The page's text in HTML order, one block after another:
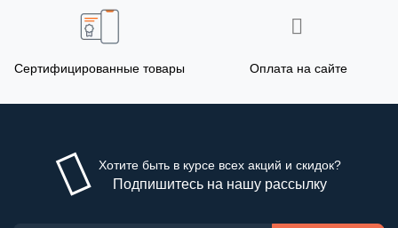
Сертифицированные товары Оплата на сайте
Хотите быть в курсе всех акций и скидок?
Подпишитесь на нашу рассылку